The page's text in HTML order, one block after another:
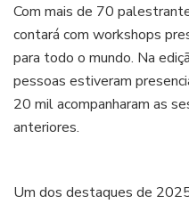
Com mais de 70
contará com workshops
para todo o mundo. Na
pessoas estiveram
20 mil acompanharam as
anteriores.
Um dos destaques de